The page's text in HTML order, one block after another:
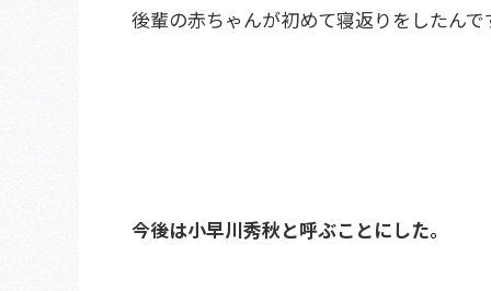
後輩の赤ちゃんが初めて寝返りをしたんで
今後は小早川秀秋と呼ぶことにした。